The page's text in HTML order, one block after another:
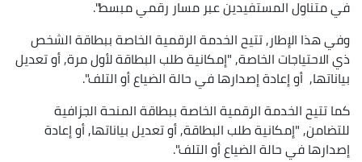
المستفيدين عبر مسار رقمي مبسط".
الإطار, تتيح الخدمة الرقمية الخاصة ببطاقة الشخص
الخاصة, "إمكانية طلب البطاقة لأول مرة, أو تعديل
أو إعادة إصدارها في حالة الضياع أو التلف".
الخدمة الرقمية الخاصة ببطاقة المنحة الجزافية
"إمكانية طلب البطاقة, أو تعديل بياناتها, أو إعادة
في حالة الضياع أو التلف".